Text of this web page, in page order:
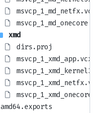
xmd
dirs.proj
amd64.exports